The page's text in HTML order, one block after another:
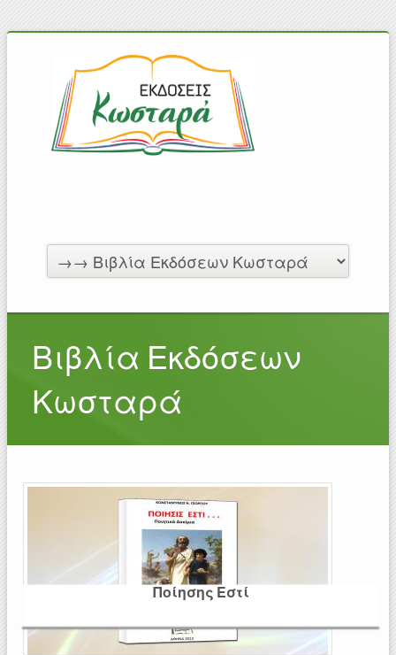
Βιβλία Εκδόσεων
Κωσταρά
Ποίησης Εστί